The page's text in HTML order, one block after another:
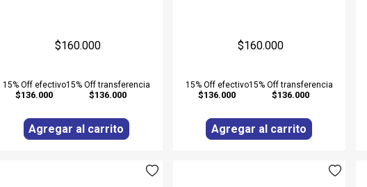
$160.000
15% Off efectivo
$136.000
15% Off transferencia
$136.000
Agregar al carrito
$160.000
15% Off efectivo
$136.000
15% Off transferencia
$136.000
Agregar al carrito